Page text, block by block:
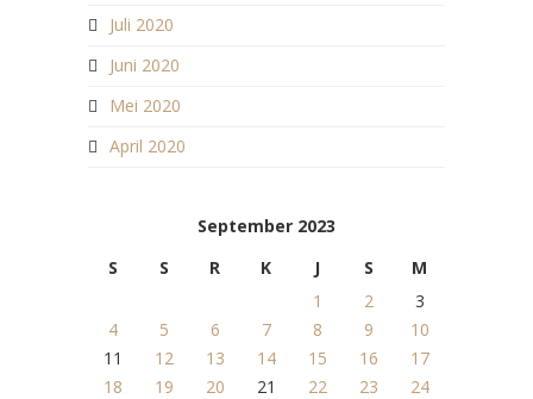
Juli 2020
Juni 2020
Mei 2020
April 2020
September 2023
S
S R K J S
M
1
2
3
4
5 6 7 8 9
10
11
12 13 14 15 16
17
18
19 20 21 22 23
24